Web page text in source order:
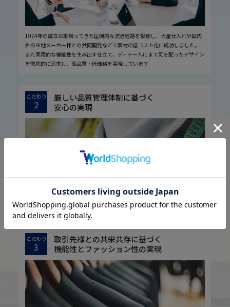
1974年の設立以来培ってきた圧倒的な流通経路を駆使し、大量仕入れや国内
外の生地メーカー様との共同開発などで素材の低コスト化に成功しました。
また実用的な機能性を生み出す仕立て、ディテールにまで気を配ったデザイン
を徹底的に追求し、高品質・低価格を実現しています
こだわり
2
厳しい品質管理体制に基づく
安心の実現
お客様に安心してお買い物していただくために、厳しい品質検査基準を設定し
ています。
こだわり
3
取引先様との共栄共存に基づく
機能性とファッション性の実現